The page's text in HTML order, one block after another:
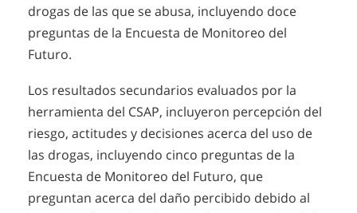
drogas de las que se abusa, incluyendo doce
preguntas de la Encuesta de Monitoreo del
Futuro.
Los resultados secundarios evaluados por la
herramienta del CSAP, incluyeron percepción del
riesgo, actitudes y decisiones acerca del uso de
las drogas, incluyendo cinco preguntas de la
Encuesta de Monitoreo del Futuro, que
preguntan acerca del daño percibido debido al